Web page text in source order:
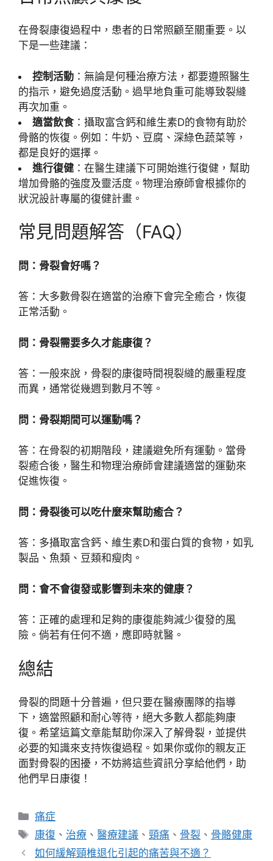
在骨裂康復過程中，患者的日常照顧至關重要。以
下是一些建議：
控制活動 ：無論是何種治療方法，都要遵照醫生
的指示，避免過度活動。過早地負重可能導致裂縫
再次加重。
適當飲食：攝取富含鈣和維生素D的食物有助於
骨骼的恢復。例如：牛奶、豆腐、深綠色蔬菜等，
都是良好的選擇。
進行復健 ：在醫生建議下可開始進行復健，幫助
增加骨骼的強度及靈活度。物理治療師會根據你的
狀況設計專屬的復健計畫。
常見問題解答（FAQ）
問：骨裂會好嗎？
答：大多數骨裂在適當的治療下會完全癒合，恢復
正常活動。
問：骨裂需要多久才能康復？
答：一般來說，骨裂的康復時間視裂縫的嚴重程度
而異，通常從幾週到數月不等。
問：骨裂期間可以運動嗎？
答：在骨裂的初期階段，建議避免所有運動。當骨
裂癒合後，醫生和物理治療師會建議適當的運動來
促進恢復。
問：骨裂後可以吃什麼來幫助癒合？
答：多攝取富含鈣、維生素D和蛋白質的食物，如乳
製品、魚類、豆類和瘦肉。
問：會不會復發或影響到未來的健康？
答：正確的處理和足夠的康復能夠減少復發的風
險。倘若有任何不適，應即時就醫。
總結
骨裂的問題十分普遍，但只要在醫療團隊的指導
下，適當照顧和耐心等待，絕大多數人都能夠康
復。希望這篇文章能幫助你深入了解骨裂，並提供
必要的知識來支持恢復過程。如果你或你的親友正
面對骨裂的困擾，不妨將這些資訊分享給他們，助
他們早日康復！
分
類
痛症
標
籤
康復 、 治療 、醫療建議 、頸痛 、 骨裂 、 骨骼健康
如何緩解頸椎退化引起的痛苦與不適？